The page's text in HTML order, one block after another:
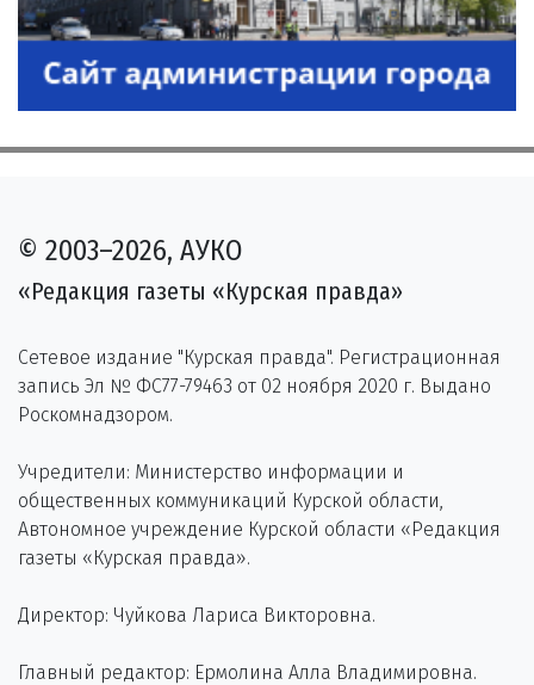
© 2003–2026, АУКО
«Редакция газеты «Курская правда»
Сетевое издание "Курская правда". Регистрационная
запись Эл № ФС77-79463 от 02 ноября 2020 г. Выдано
Роскомнадзором.
Учредители: Министерство информации и
общественных коммуникаций Курской области,
Автономное учреждение Курской области «Редакция
газеты «Курская правда».
Директор: Чуйкова Лариса Викторовна.
Главный редактор: Ермолина Алла Владимировна.